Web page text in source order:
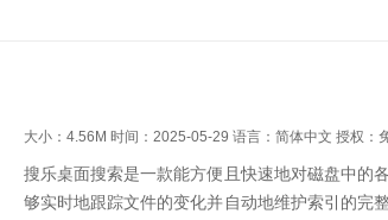
大小：4.56M 时间：2025-05-29 语言：简体中文 授权：
搜乐桌面搜索是一款能方便且快速地对磁盘中的
够实时地跟踪文件的变化并自动地维护索引的完